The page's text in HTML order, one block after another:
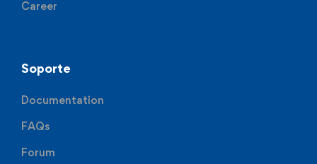
Career
Soporte
Documentation
FAQs
Forum